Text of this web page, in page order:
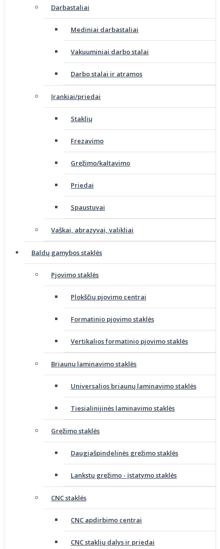
Darbastaliai
Mediniai darbastaliai
Vakuuminiai darbo stalai
Darbo stalai ir atramos
Įrankiai/priedai
Staklių
Frezavimo
Gręžimo/kaltavimo
Priedai
Spaustuvai
Vaškai, abrazyvai, valikliai
Baldų gamybos staklės
Pjovimo staklės
Plokščių pjovimo centrai
Formatinio pjovimo staklės
Vertikalios formatinio pjovimo staklės
Briaunų laminavimo staklės
Universalios briaunų laminavimo staklės
Tiesialinijinės laminavimo staklės
Gręžimo staklės
Daugiašpindelinės gręžimo staklės
Lankstų gręžimo - įstatymo staklės
CNC staklės
CNC apdirbimo centrai
CNC staklių dalys ir priedai